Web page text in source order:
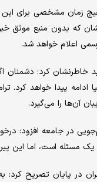
زمان مشخصی برای
که بدون منبع موثق
اعلام خواهد شد.
کرد: دشمنان
پیدا خواهد کرد.
آن‌ها را می‌گیرد.
در جامعه افزود:
مسئله است، اما این
در پایان تصریح